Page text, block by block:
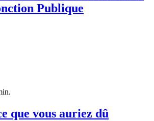
Publique
que vous auriez dû